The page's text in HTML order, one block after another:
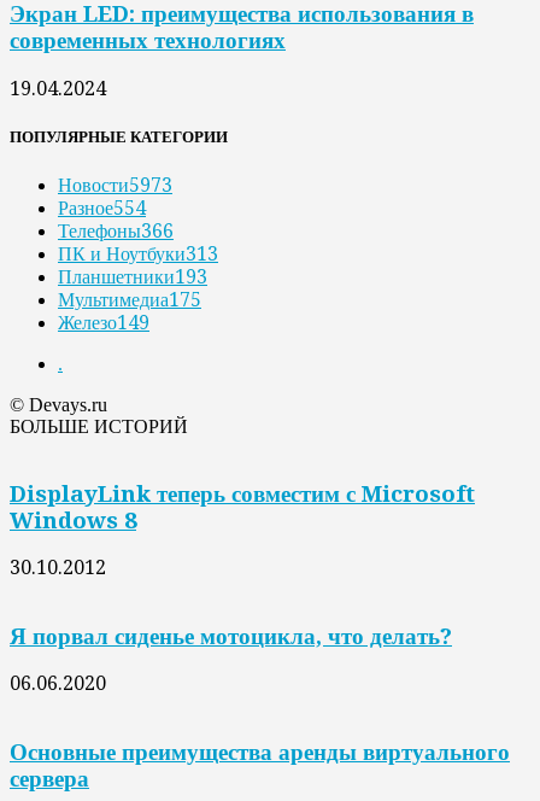
Экран LED: преимущества использования в
современных технологиях
19.04.2024
ПОПУЛЯРНЫЕ КАТЕГОРИИ
Новости5973
Разное554
Телефоны366
ПК и Ноутбуки313
Планшетники193
Мультимедиа175
Железо149
.
© Devays.ru
БОЛЬШЕ ИСТОРИЙ
DisplayLink теперь совместим с Microsoft
Windows 8
30.10.2012
Я порвал сиденье мотоцикла, что делать?
06.06.2020
Основные преимущества аренды виртуального
сервера